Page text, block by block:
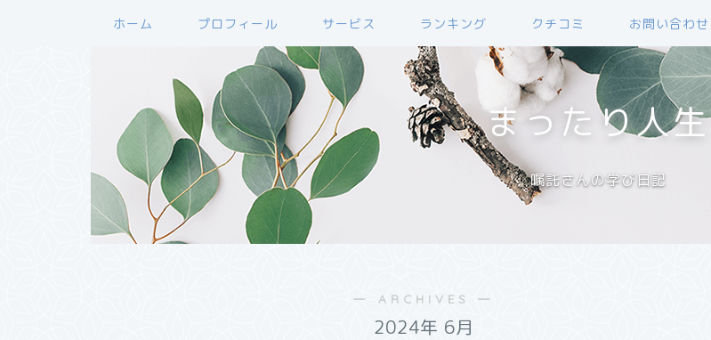
ホーム プロフィール サービス ランキング クチコミ お問い合わせ
まったり人生
嘱託さんの学び日記
― ARCHIVES ―
2024年 6月